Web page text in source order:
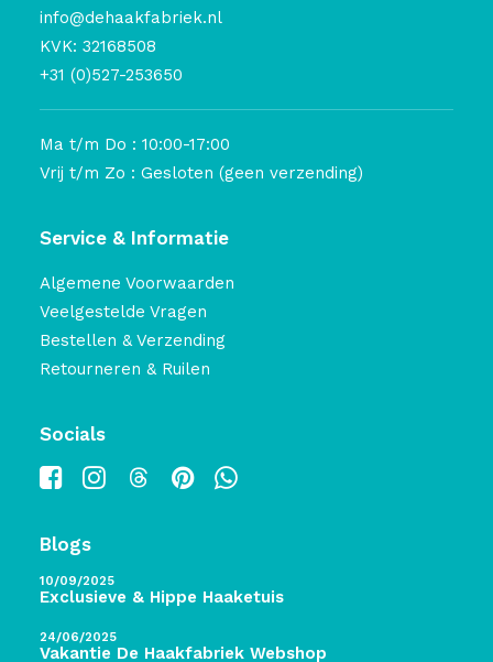
info@dehaakfabriek.nl
KVK: 32168508
+31 (0)527-253650
Ma t/m Do : 10:00-17:00
Vrij t/m Zo : Gesloten (geen verzending)
Service & Informatie
Algemene Voorwaarden
Veelgestelde Vragen
Bestellen & Verzending
Retourneren & Ruilen
Socials
Blogs
10/09/2025
Exclusieve & Hippe Haaketuis
24/06/2025
Vakantie De Haakfabriek Webshop